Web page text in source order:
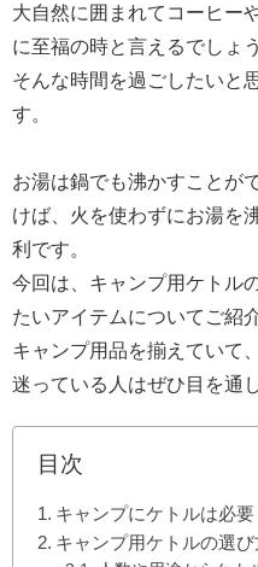
大自然に囲まれてコーヒー
に至福の時と言えるでしょう
そんな時間を過ごしたいと
す。
お湯は鍋でも沸かすことが
けば、火を使わずにお湯を
利です。
今回は、キャンプ用ケトル
たいアイテムについてご紹
キャンプ用品を揃えていて
迷っている人はぜひ目を通
目次
キャンプにケトルは必要
キャンプ用ケトルの選び